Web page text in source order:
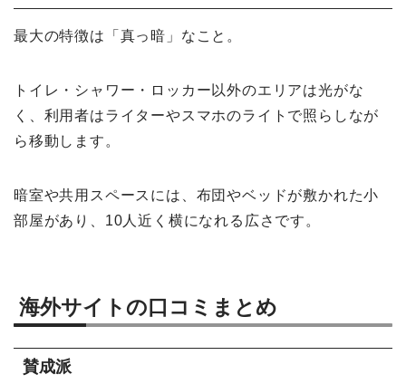
最大の特徴は「真っ暗」なこと。
トイレ・シャワー・ロッカー以外のエリアは光がな
く、利用者はライターやスマホのライトで照らしなが
ら移動します。
暗室や共用スペースには、布団やベッドが敷かれた小
部屋があり、10人近く横になれる広さです。
海外サイトの口コミまとめ
賛成派